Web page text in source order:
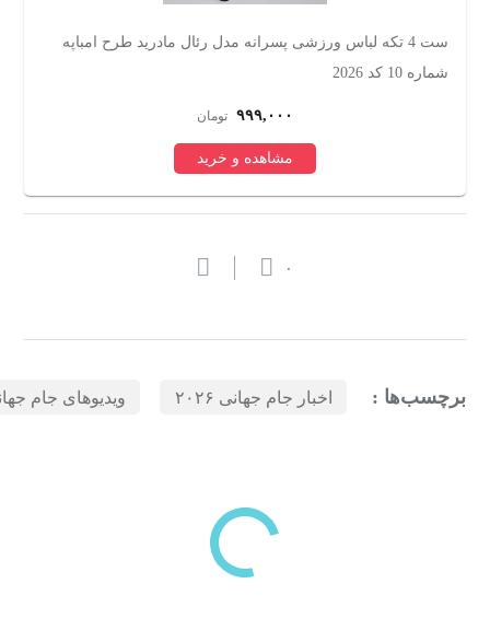
ست 4 تکه لباس ورزشی پسرانه مدل رئال مادرید طرح امباپه
شماره 10 کد 2026
۹۹۹,۰۰۰ تومان
مشاهده و خرید
۰
برچسب‌ها : اخبار جام جهانی ۲۰۲۶ ویدیوهای جام جهانی